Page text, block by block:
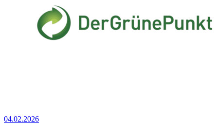
04.02.2026